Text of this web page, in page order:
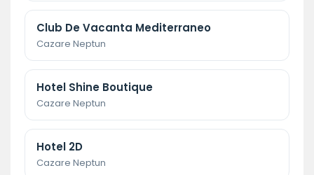
Club De Vacanta Mediterraneo
Cazare Neptun
Hotel Shine Boutique
Cazare Neptun
Hotel 2D
Cazare Neptun